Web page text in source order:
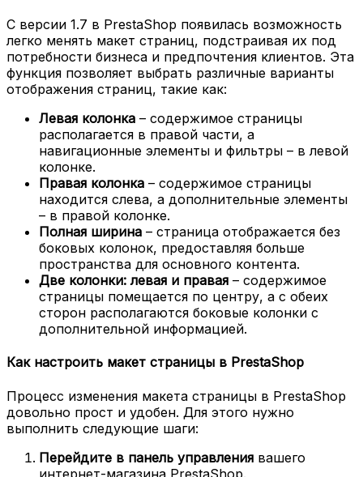
С версии 1.7 в PrestaShop появилась возможность
легко менять макет страниц, подстраивая их под
потребности бизнеса и предпочтения клиентов. Эта
функция позволяет выбрать различные варианты
отображения страниц, такие как:
Левая колонка – содержимое страницы
располагается в правой части, а
навигационные элементы и фильтры – в левой
колонке.
Правая колонка – содержимое страницы
находится слева, а дополнительные элементы
– в правой колонке.
Полная ширина – страница отображается без
боковых колонок, предоставляя больше
пространства для основного контента.
Две колонки: левая и правая – содержимое
страницы помещается по центру, а с обеих
сторон располагаются боковые колонки с
дополнительной информацией.
Как настроить макет страницы в PrestaShop
Процесс изменения макета страницы в PrestaShop
довольно прост и удобен. Для этого нужно
выполнить следующие шаги:
Перейдите в панель управления вашего
интернет-магазина PrestaShop.